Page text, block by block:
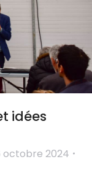
idées
octobre 2024